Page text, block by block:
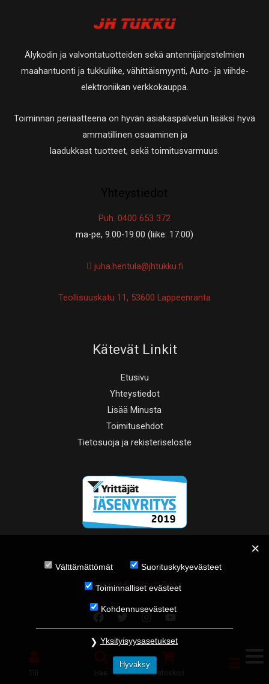
Älykodin ja valvontatuotteiden sekä antennijärjestelmien
maahantuonti ja tukkuliike, vähittäismyynti, Auto- ja viihde-
elektroniikan verkkokauppa.
Toiminnan periaatteena on hyvän asiakaspalvelun lisäksi hyvä
ammatillinen osaaminen ja
laadukkaat tuotteet, sekä toimitusvarmuus.
Puh. 0400 653 372
ma-pe, 9.00-19.00 (liike: 17:00)
juha.hentula@jhtukku.fi
Teollisuuskatu 11, 53600 Lappeenranta
Kätevät Linkit
Etusivu
Yhteystiedot
Lisää Minusta
Toimitusehdot
Tietosuoja ja rekisteriseloste
Copyright © 2026 JH Tukku
Välttämättömät Suorituskykyevästeet
Toiminnalliset evästeet
Kohdennusevästeet
Yksityisyysasetukset
Hyväksy
Ostoskori